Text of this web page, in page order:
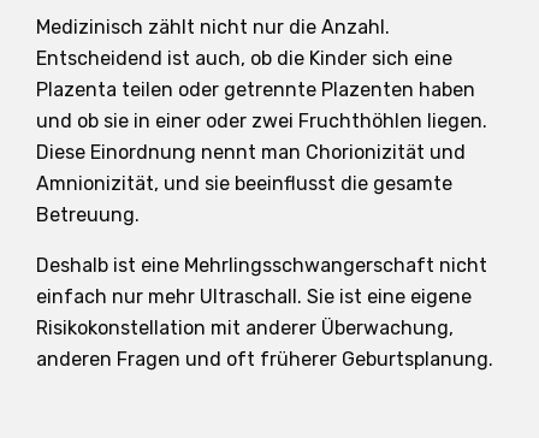
Medizinisch zählt nicht nur die Anzahl.
Entscheidend ist auch, ob die Kinder sich eine
Plazenta teilen oder getrennte Plazenten haben
und ob sie in einer oder zwei Fruchthöhlen liegen.
Diese Einordnung nennt man Chorionizität und
Amnionizität, und sie beeinflusst die gesamte
Betreuung.
Deshalb ist eine Mehrlingsschwangerschaft nicht
einfach nur mehr Ultraschall. Sie ist eine eigene
Risikokonstellation mit anderer Überwachung,
anderen Fragen und oft früherer Geburtsplanung.